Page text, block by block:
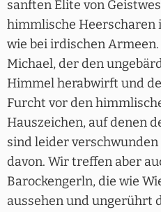
sanften Elite von
himmlische Heerscharen
wie bei irdischen
Michael, der den
Himmel herabwirft und
Furcht vor den
Hauszeichen, auf denen
sind leider
davon. Wir treffen aber
Barockengerln, die wie
aussehen und ungerührt